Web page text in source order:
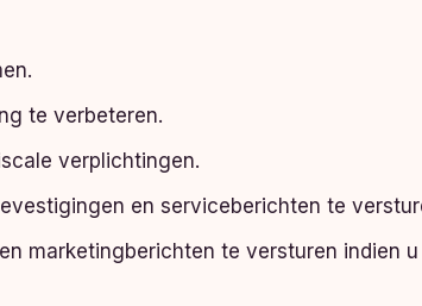
te verbeteren.
verplichtingen.
en serviceberichten te
marketingberichten te versturen indien